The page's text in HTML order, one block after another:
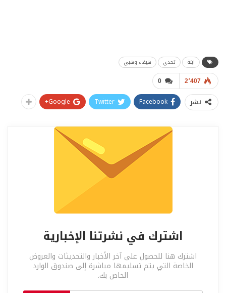
ابنة تحدي هيفاء وهبي
0 2٬407
نشر Facebook
Twitter
Google+
اشترك في نشرتنا الإخبارية
اشترك هنا للحصول على آخر الأخبار والتحديثات والعروض
الخاصة التي يتم تسليمها مباشرة إلى صندوق الوارد
الخاص بك.